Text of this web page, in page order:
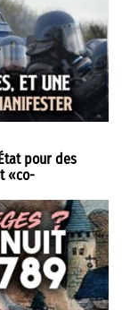
pour des
«co-